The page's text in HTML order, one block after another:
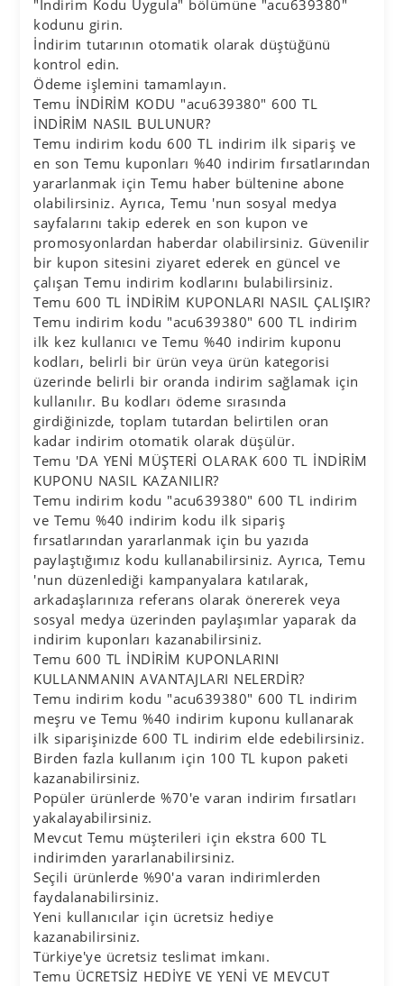
"İndirim Kodu Uygula" bölümüne "acu639380"
kodunu girin.
İndirim tutarının otomatik olarak düştüğünü
kontrol edin.
Ödeme işlemini tamamlayın.
Temu İNDİRİM KODU "acu639380" 600 TL
İNDİRİM NASIL BULUNUR?
Temu indirim kodu 600 TL indirim ilk sipariş ve
en son Temu kuponları %40 indirim fırsatlarından
yararlanmak için Temu haber bültenine abone
olabilirsiniz. Ayrıca, Temu 'nun sosyal medya
sayfalarını takip ederek en son kupon ve
promosyonlardan haberdar olabilirsiniz. Güvenilir
bir kupon sitesini ziyaret ederek en güncel ve
çalışan Temu indirim kodlarını bulabilirsiniz.
Temu 600 TL İNDİRİM KUPONLARI NASIL ÇALIŞIR?
Temu indirim kodu "acu639380" 600 TL indirim
ilk kez kullanıcı ve Temu %40 indirim kuponu
kodları, belirli bir ürün veya ürün kategorisi
üzerinde belirli bir oranda indirim sağlamak için
kullanılır. Bu kodları ödeme sırasında
girdiğinizde, toplam tutardan belirtilen oran
kadar indirim otomatik olarak düşülür.
Temu 'DA YENİ MÜŞTERİ OLARAK 600 TL İNDİRİM
KUPONU NASIL KAZANILIR?
Temu indirim kodu "acu639380" 600 TL indirim
ve Temu %40 indirim kodu ilk sipariş
fırsatlarından yararlanmak için bu yazıda
paylaştığımız kodu kullanabilirsiniz. Ayrıca, Temu
'nun düzenlediği kampanyalara katılarak,
arkadaşlarınıza referans olarak önererek veya
sosyal medya üzerinden paylaşımlar yaparak da
indirim kuponları kazanabilirsiniz.
Temu 600 TL İNDİRİM KUPONLARINI
KULLANMANIN AVANTAJLARI NELERDİR?
Temu indirim kodu "acu639380" 600 TL indirim
meşru ve Temu %40 indirim kuponu kullanarak
ilk siparişinizde 600 TL indirim elde edebilirsiniz.
Birden fazla kullanım için 100 TL kupon paketi
kazanabilirsiniz.
Popüler ürünlerde %70'e varan indirim fırsatları
yakalayabilirsiniz.
Mevcut Temu müşterileri için ekstra 600 TL
indirimden yararlanabilirsiniz.
Seçili ürünlerde %90'a varan indirimlerden
faydalanabilirsiniz.
Yeni kullanıcılar için ücretsiz hediye
kazanabilirsiniz.
Türkiye'ye ücretsiz teslimat imkanı.
Temu ÜCRETSİZ HEDİYE VE YENİ VE MEVCUT